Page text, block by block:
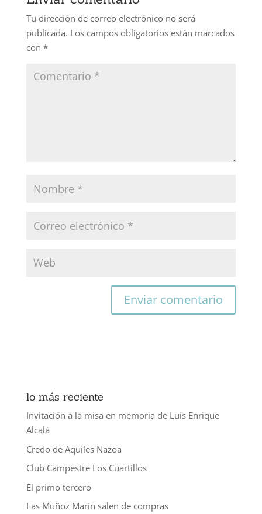
Tu dirección de correo electrónico no será
publicada. Los campos obligatorios están marcados
con *
lo más reciente
Invitación a la misa en memoria de Luis Enrique
Alcalá
Credo de Aquiles Nazoa
Club Campestre Los Cuartillos
El primo tercero
Las Muñoz Marín salen de compras